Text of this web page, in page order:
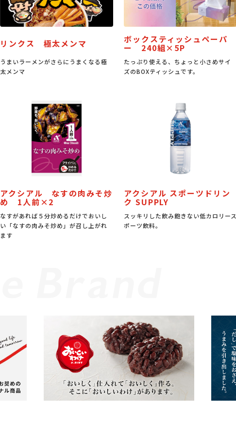
リンクス 極太メンマ
うまいラーメンがさらにうまくなる極
太メンマ
ボックスティッシュペーパ
ー 240組×5P
たっぷり使える、ちょっと小さめサイ
ズのBOXティッシュです。
アクシアル なすの肉みそ炒
め 1人前×2
なすがあれば５分炒めるだけでおいし
い「なすの肉みそ炒め」が召し上がれ
ます
アクシアル スポーツドリン
ク SUPPLY
スッキリした飲み飽きない低カロリース
ポーツ飲料。